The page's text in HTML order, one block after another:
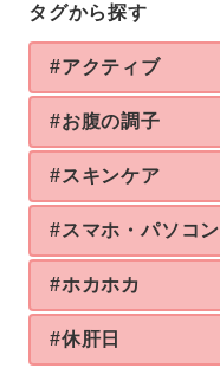
タグから探す
#アクティブ
#お腹の調子
#スキンケア
#スマホ・パソコン
#ホカホカ
#休肝日